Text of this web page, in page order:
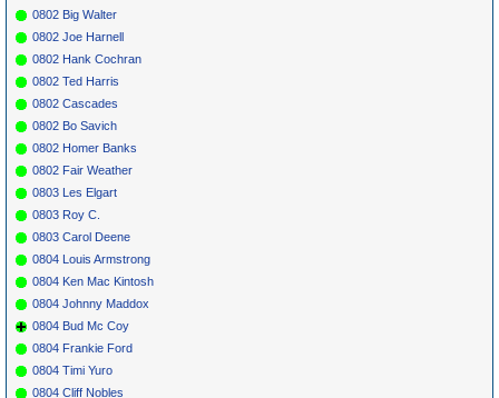
0802 Big Walter
0802 Joe Harnell
0802 Hank Cochran
0802 Ted Harris
0802 Cascades
0802 Bo Savich
0802 Homer Banks
0802 Fair Weather
0803 Les Elgart
0803 Roy C.
0803 Carol Deene
0804 Louis Armstrong
0804 Ken Mac Kintosh
0804 Johnny Maddox
0804 Bud Mc Coy
0804 Frankie Ford
0804 Timi Yuro
0804 Cliff Nobles